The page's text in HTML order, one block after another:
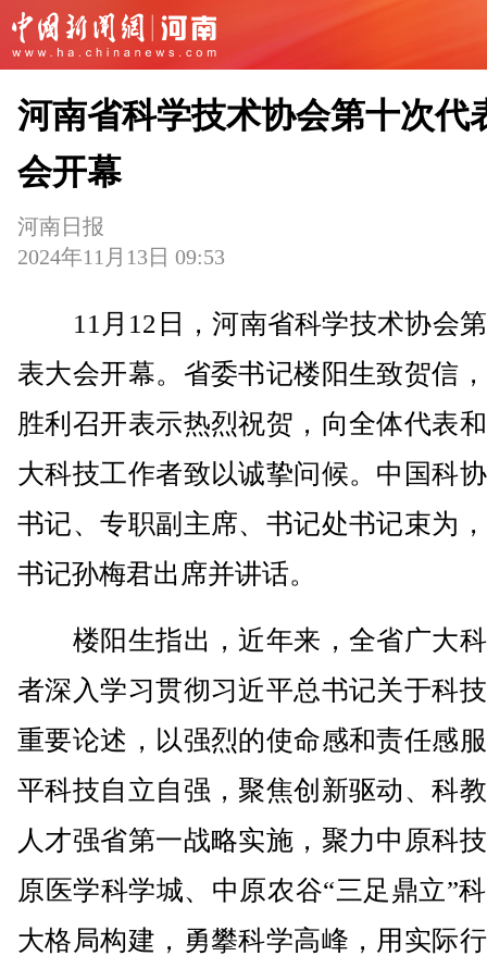
河南省科学技术协会第十次代
会开幕
河南日报
2024年11月13日 09:53
11月12日，河南省科学技术协会
表大会开幕。省委书记楼阳生致贺信
胜利召开表示热烈祝贺，向全体代表
大科技工作者致以诚挚问候。中国科
书记、专职副主席、书记处书记束为
书记孙梅君出席并讲话。
楼阳生指出，近年来，全省广大
者深入学习贯彻习近平总书记关于科
重要论述，以强烈的使命感和责任感
平科技自立自强，聚焦创新驱动、科
人才强省第一战略实施，聚力中原科
原医学科学城、中原农谷“三足鼎立”
大格局构建，勇攀科学高峰，用实际